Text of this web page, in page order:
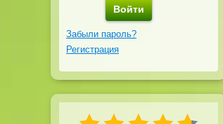
Забыли пароль?
Регистрация